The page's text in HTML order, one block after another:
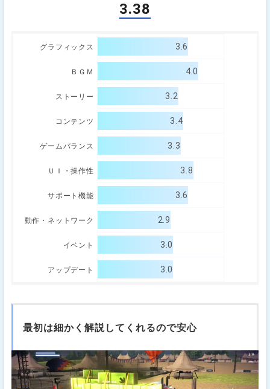
3.38
グラフィックス 3.6
ＢＧＭ 4.0
ストーリー 3.2
コンテンツ 3.4
ゲームバランス 3.3
ＵＩ・操作性 3.8
サポート機能 3.6
動作・ネットワーク 2.9
イベント 3.0
アップデート 3.0
最初は細かく解説してくれるので安心